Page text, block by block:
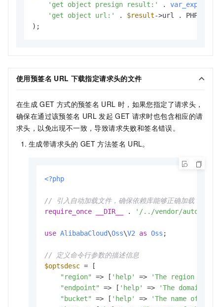
'get object presign result:'
. var_export
'get object url:'
. $result->url .
使用预签名 URL 下载指定请求头的文件
在生成 GET 方式的预签名 URL 时，如果您指定了请求头，
确保在通过该预签名 URL 发起 GET 请求时也包含相应的请
求头，以免出现不一致，导致请求失败和签名错误。
生成带请求头的 GET 方法签名 URL。
<?php
// 引入自动加载文件，确保依赖库能够正确加载
require_once
__DIR__ . '/../vendor/
use AlibabaCloud\Oss\V2 as Oss ;
// 定义命令行参数的描述信息
$optsdesc = [
"region"
=> [ 'help' =>
'The region in
"endpoint"
=> [ 'help' =>
'The domain
"bucket"
=> [ 'help' =>
'The name of the